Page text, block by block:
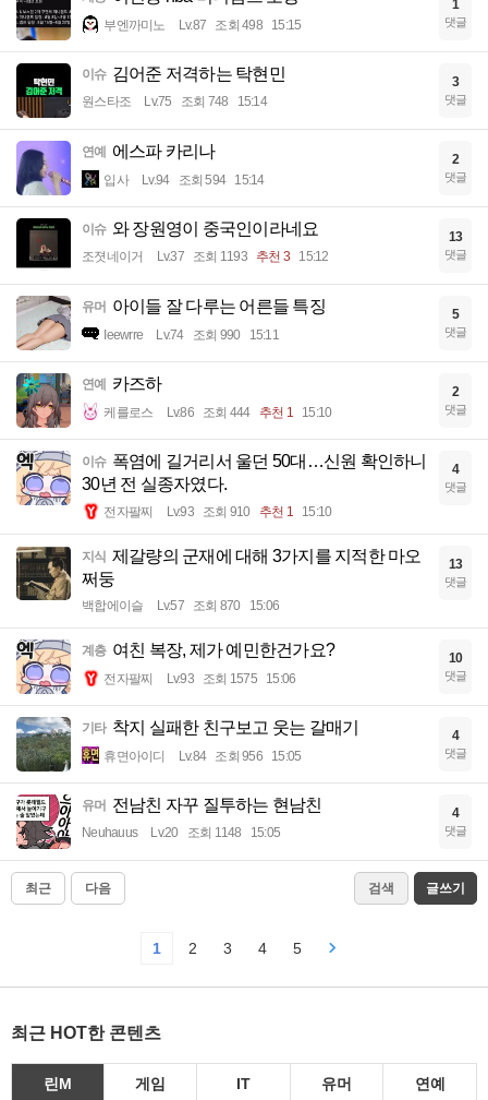
부엔까미노 Lv.87 조회 498 15:15
1
댓글
이슈 김어준 저격하는 탁현민
원스타조 Lv.75 조회 748 15:14
3
댓글
연예 에스파 카리나
입사 Lv.94 조회 594 15:14
2
댓글
이슈 와 장원영이 중국인이라네요
조졋네이거 Lv.37 조회 1193 추천 3 15:12
13
댓글
유머 아이들 잘 다루는 어른들 특징
Ieewrre Lv.74 조회 990 15:11
5
댓글
연예 카즈하
케를로스 Lv.86 조회 444 추천 1 15:10
2
댓글
이슈 폭염에 길거리서 울던 50대…신원 확인하니
30년 전 실종자였다.
전자팔찌 Lv.93 조회 910 추천 1 15:10
4
댓글
지식 제갈량의 군재에 대해 3가지를 지적한 마오
쩌둥
백합에이슬 Lv.57 조회 870 15:06
13
댓글
계층 여친 복장, 제가 예민한건가요?
전자팔찌 Lv.93 조회 1575 15:06
10
댓글
기타 착지 실패한 친구보고 웃는 갈매기
휴면아이디 Lv.84 조회 956 15:05
4
댓글
유머 전남친 자꾸 질투하는 현남친
Neuhauus Lv.20 조회 1148 15:05
4
댓글
최근 다음 검색 글쓰기
1 2 3 4 5
최근 HOT한 콘텐츠
린M 게임 IT 유머 연예